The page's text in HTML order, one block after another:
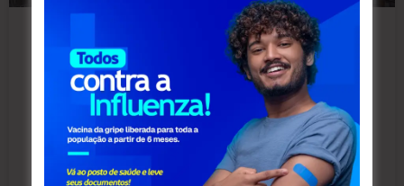
Prefeitura libera emissão do IPTU
2025
Fonte: assessoria A Prefeitura de Contenda, por
meio do Departamento de Tributação, Cadastro e
Fiscalização, informa que o Imposto Predial e
Territorial Urbano,